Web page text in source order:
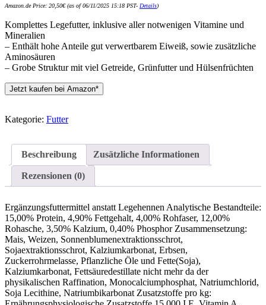
Amazon.de Price: 20,50€(as of 06/11/2025 15:18 PST- Details)
Komplettes Legefutter, inklusive aller notwenigen Vitamine und
Mineralien
– Enthält hohe Anteile gut verwertbarem Eiweiß, sowie zusätzliche
Aminosäuren
– Grobe Struktur mit viel Getreide, Grünfutter und Hülsenfrüchten
Jetzt kaufen bei Amazon*
Kategorie: Futter
Beschreibung Zusätzliche Informationen
Rezensionen (0)
Ergänzungsfuttermittel anstatt Legehennen Analytische Bestandteile:
15,00% Protein, 4,90% Fettgehalt, 4,00% Rohfaser, 12,00%
Rohasche, 3,50% Kalzium, 0,40% Phosphor Zusammensetzung:
Mais, Weizen, Sonnenblumenextraktionsschrot,
Sojaextraktionsschrot, Kalziumkarbonat, Erbsen,
Zuckerrohrmelasse, Pflanzliche Öle und Fette(Soja),
Kalziumkarbonat, Fettsäuredestillate nicht mehr da der
physikalischen Raffination, Monocalciumphosphat, Natriumchlorid,
Soja Lecithine, Natriumbikarbonat Zusatzstoffe pro kg: